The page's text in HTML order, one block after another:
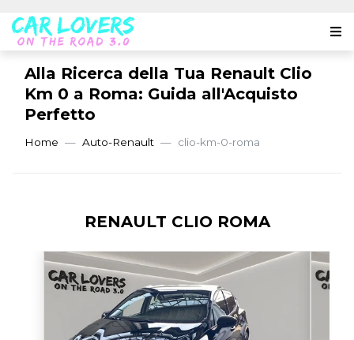
Alla Ricerca della Tua Renault Clio
Km 0 a Roma: Guida all'Acquisto
Perfetto
Home Auto-Renault clio-km-0-roma
RENAULT CLIO ROMA